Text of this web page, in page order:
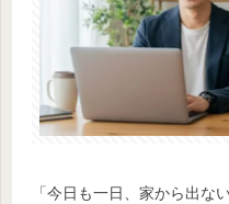
「今日も一日、家から出な